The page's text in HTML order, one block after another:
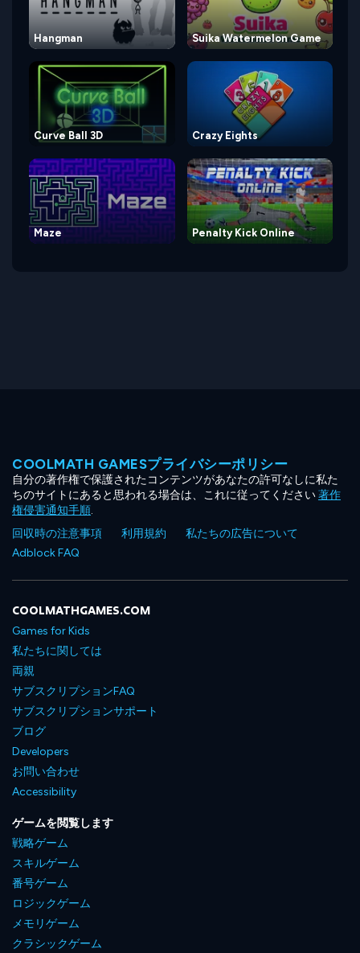
Hangman Suika Watermelon Game
Curve Ball 3D Crazy Eights
Maze Penalty Kick Online
COOLMATH GAMESプライバシーポリシー
自分の著作権で保護されたコンテンツがあなたの許可なしに私た
ちのサイトにあると思われる場合は、これに従ってください著作
権侵害通知手順.
回収時の注意事項
利用規約
私たちの広告について
Adblock FAQ
COOLMATHGAMES.COM
Games for Kids
私たちに関しては
両親
サブスクリプションFAQ
サブスクリプションサポート
ブログ
Developers
お問い合わせ
Accessibility
ゲームを閲覧します
戦略ゲーム
スキルゲーム
番号ゲーム
ロジックゲーム
メモリゲーム
クラシックゲーム